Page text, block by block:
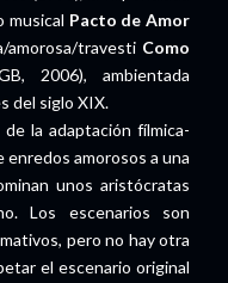
musical Pacto de Amor
amorosa/travesti Como
2006), ambientada
del siglo XIX.
la adaptación fílmica-
amorosos a una
unos aristócratas
Los escenarios son
pero no hay otra
el escenario original